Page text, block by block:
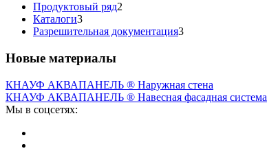
Продуктовый ряд2
Каталоги3
Разрешительная документация3
Новые материалы
КНАУФ АКВАПАНЕЛЬ ® Наружная стена
КНАУФ АКВАПАНЕЛЬ ® Навесная фасадная система
Мы в соцсетях: